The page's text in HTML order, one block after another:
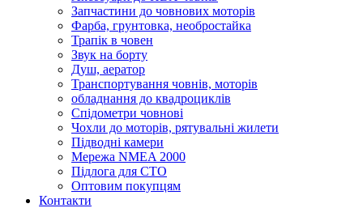
Запчастини до човнових моторів
Фарба, грунтовка, необростайка
Трапік в човен
Звук на борту
Душ, аератор
Транспортування човнів, моторів
обладнання до квадроциклів
Спідометри човнові
Чохли до моторів, рятувальні жилети
Підводні камери
Мережа NMEA 2000
Підлога для СТО
Оптовим покупцям
Контакти